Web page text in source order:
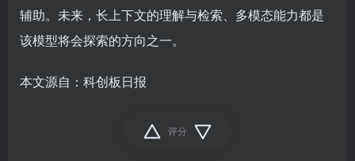
辅助。未来，长上下文的理解与检索、多模态能力都是
该模型将会探索的方向之一。
本文源自：科创板日报
评分